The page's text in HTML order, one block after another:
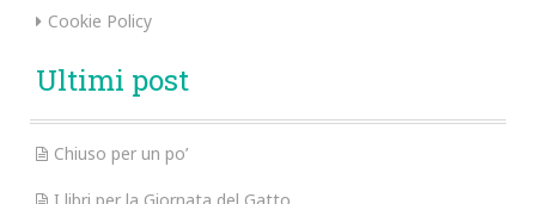
Cookie Policy
Ultimi post
Chiuso per un po’